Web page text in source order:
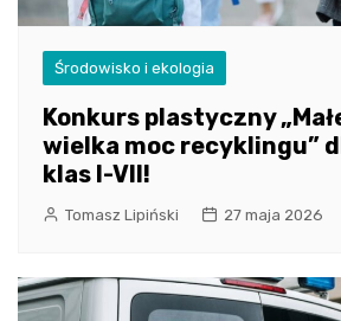
Środowisko i ekologia
Konkurs plastyczny
wielka moc recyklingu”
klas I-VII!
Tomasz Lipiński 27 maja 2026